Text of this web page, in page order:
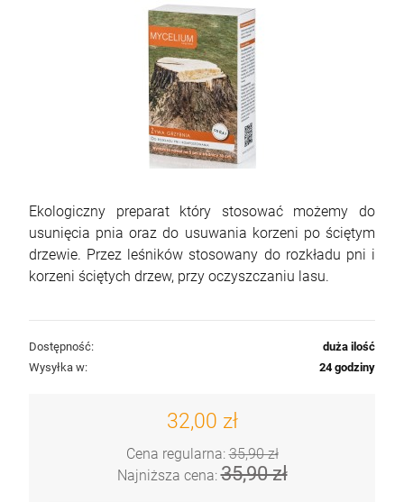
Ekologiczny preparat który stosować możemy do
usunięcia pnia oraz do usuwania korzeni po ściętym
drzewie. Przez leśników stosowany do rozkładu pni i
korzeni ściętych drzew, przy oczyszczaniu lasu.
Dostępność:
duża ilość
Wysyłka w:
24 godziny
32,00 zł
Cena regularna:35,90 zł
Najniższa cena:35,90 zł